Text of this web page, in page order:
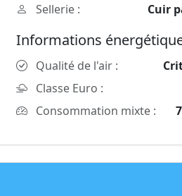
Sellerie : Cuir
Informations
Qualité de l'air :
Classe Euro :
Consommation mixte :